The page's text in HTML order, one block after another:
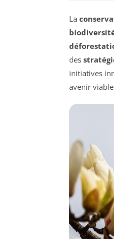
La
des
initiatives
avenir